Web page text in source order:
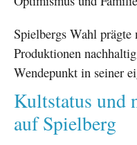
Spielbergs Wahl
Produktionen
Wendepunkt in seiner
Kultstatus und
auf Spielberg